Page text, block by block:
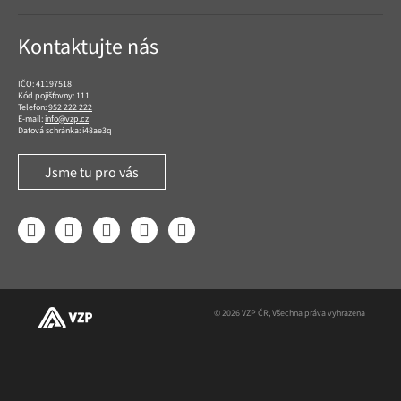
Kontaktujte nás
IČO: 41197518
Kód pojišťovny: 111
Telefon:952 222 222
E-mail:info@vzp.cz
Datová schránka: i48ae3q
Jsme tu pro vás
FacebookLinkedIn YouTube InstagramTwitter
© 2026 VZP ČR, Všechna práva vyhrazena